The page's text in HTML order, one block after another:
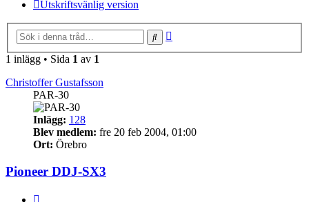
Utskriftsvänlig version
Sök
1 inlägg • Sida 1 av 1
Christoffer Gustafsson
PAR-30
Inlägg: 128
Blev medlem: fre 20 feb 2004, 01:00
Ort: Örebro
Pioneer DDJ-SX3